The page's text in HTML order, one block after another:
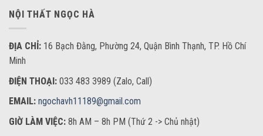
NỘI THẤT NGỌC HÀ
ĐỊA CHỈ: 16 Bạch Đằng, Phường 24, Quận Bình Thạnh, TP. Hồ Chí
Minh
ĐIỆN THOẠI: 033 483 3989 (Zalo, Call)
EMAIL: ngochavh11189@gmail.com
GIỜ LÀM VIỆC: 8h AM – 8h PM (Thứ 2 -> Chủ nhật)